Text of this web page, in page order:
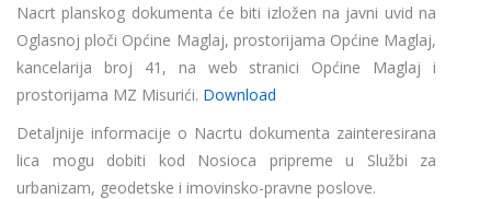
Nacrt planskog dokumenta će biti izložen na javni uvid na
Oglasnoj ploči Općine Maglaj, prostorijama Općine Maglaj,
kancelarija broj 41, na web stranici Općine Maglaj i
prostorijama MZ Misurići. Download
Detaljnije informacije o Nacrtu dokumenta zainteresirana
lica mogu dobiti kod Nosioca pripreme u Službi za
urbanizam, geodetske i imovinsko-pravne poslove.